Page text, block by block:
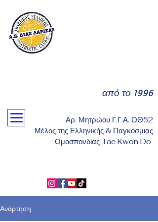
από το 1996
Αρ. Μητρώου Γ.Γ.Α. ΟΘ52
Μέλος της Ελληνικής & Παγκόσμιας
Ομοσπονδίας Tae Kwon Do
Ανάρτηση